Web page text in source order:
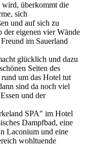
überkommt die
sich
und auf sich zu
der eigenen vier Wände
im Sauerland
glücklich und dazu
Seiten des
um das Hotel tut
sind da noch viel
und der
SPA" im Hotel
Dampfbad, eine
Laconium und eine
wohltuende